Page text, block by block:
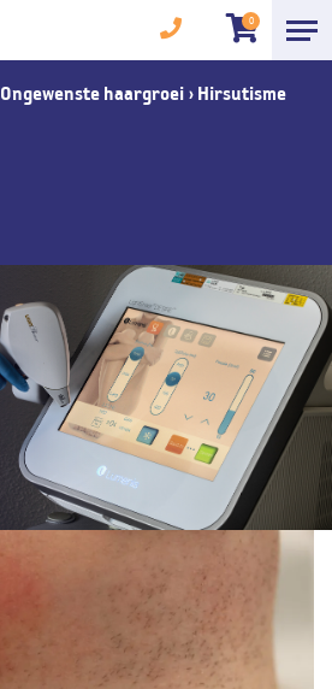
0
Ongewenste haargroei › Hirsutisme